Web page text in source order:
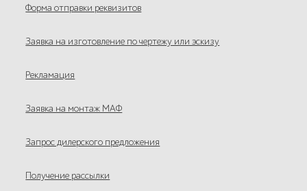
Форма отправки реквизитов
Заявка на изготовление по чертежу или эскизу
Рекламация
Заявка на монтаж МАФ
Запрос дилерского предложения
Получение рассылки